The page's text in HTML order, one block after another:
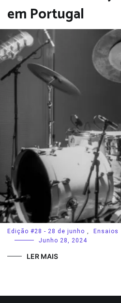
em Portugal
Edição #28 - 28 de junho ,
Ensaios
Junho 28, 2024
LER MAIS